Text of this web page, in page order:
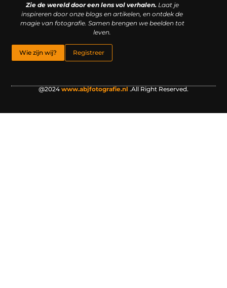
Zie de wereld door een lens vol verhalen.Laat je
inspireren door onze blogs en artikelen, en ontdek de
magie van fotografie. Samen brengen we beelden tot
leven.
Wie zijn wij? Registreer
@2024 www.abjfotografie.nl .All Right Reserved.